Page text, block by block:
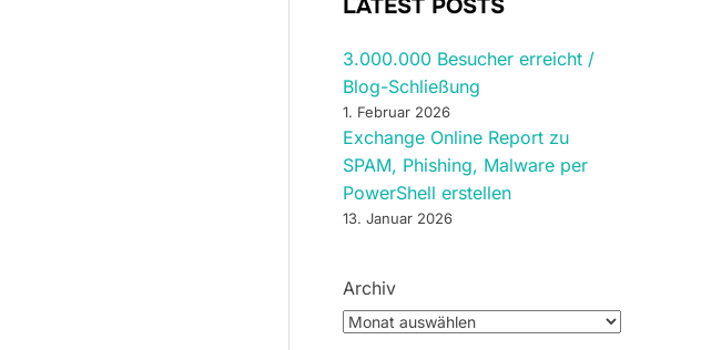
LATEST POSTS
3.000.000 Besucher erreicht /
Blog-Schließung
1. Februar 2026
Exchange Online Report zu
SPAM, Phishing, Malware per
PowerShell erstellen
13. Januar 2026
Archiv